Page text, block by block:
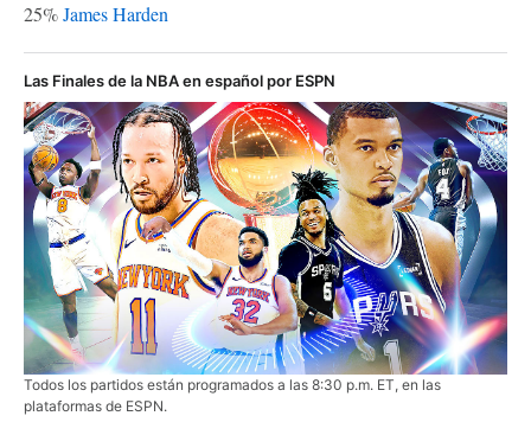
25%James Harden
Las Finales de la NBA en español por ESPN
Todos los partidos están programados a las 8:30 p.m. ET, en las
plataformas de ESPN.